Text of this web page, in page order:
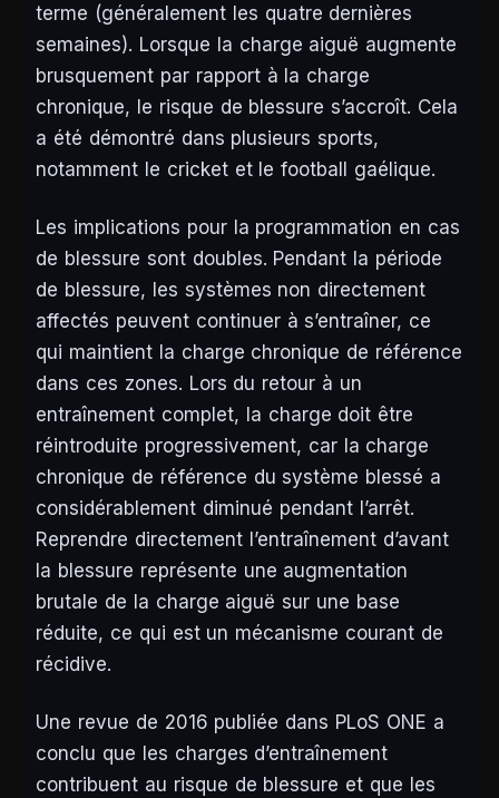
terme (généralement les quatre dernières
semaines). Lorsque la charge aiguë augmente
brusquement par rapport à la charge
chronique, le risque de blessure s’accroît. Cela
a été démontré dans plusieurs sports,
notamment le cricket et le football gaélique.
Les implications pour la programmation en cas
de blessure sont doubles. Pendant la période
de blessure, les systèmes non directement
affectés peuvent continuer à s’entraîner, ce
qui maintient la charge chronique de référence
dans ces zones. Lors du retour à un
entraînement complet, la charge doit être
réintroduite progressivement, car la charge
chronique de référence du système blessé a
considérablement diminué pendant l’arrêt.
Reprendre directement l’entraînement d’avant
la blessure représente une augmentation
brutale de la charge aiguë sur une base
réduite, ce qui est un mécanisme courant de
récidive.
Une revue de 2016 publiée dans PLoS ONE a
conclu que les charges d’entraînement
contribuent au risque de blessure et que les